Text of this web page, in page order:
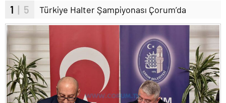
1 | 5 Türkiye Halter Şampiyonası Çorum’da